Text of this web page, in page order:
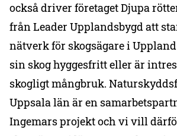
också driver företaget Djupa
från Leader Upplandsbygd att
nätverk för skogsägare i
sin skog hyggesfritt eller är
skogligt mångbruk.
Uppsala län är en
Ingemars projekt och vi vill